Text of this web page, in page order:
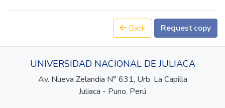
Back Request copy
UNIVERSIDAD NACIONAL DE JULIACA
Av. Nueva Zelandia N° 631, Urb. La Capilla
Juliaca - Puno, Perú